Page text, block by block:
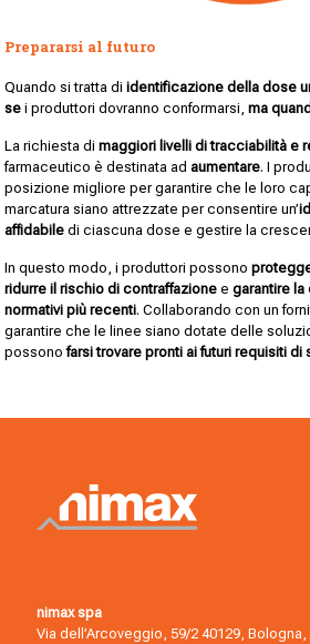
Prepararsi al futuro
Quando si tratta diidentificazione della dose
se i produttori dovranno conformarsi,ma
La richiesta dimaggiori livelli di tracciabilità e
farmaceutico è destinata adaumentare. I
posizione migliore per garantire che le loro
marcatura siano attrezzate per consentire un’
affidabiledi ciascuna dose e gestire la
In questo modo, i produttori possono
ridurre il rischio di contraffazione egarantire la
normativi più recenti. Collaborando con un
garantire che le linee siano dotate delle
possonofarsi trovare pronti ai futuri requisiti di
nimax spa
Via dell’Arcoveggio, 59/2 40129, Bologna,